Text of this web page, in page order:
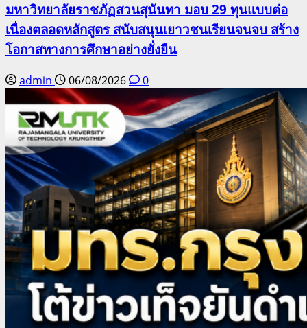
มหาวิทยาลัยราชภัฏสวนสุนันทา มอบ 29 ทุนแบบต่อ
เนื่องตลอดหลักสูตร สนับสนุนเยาวชนเรียนจนจบ สร้าง
โอกาสทางการศึกษาอย่างยั่งยืน
admin 06/08/2026 0